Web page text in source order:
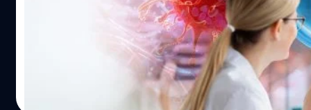
ความต้องการพื้นฐานของมนุษย์ วิ่งแลกของ "แฟชั่นชั่วคราว"
สู่การสร้าง "นิสัยใหม่" ถ้าจะบอกว่าคนไทยชอบอะไรแมส ๆ
ตามกระแส ก็ต้องบอกว่าไม่เกินจริง หากมองย้อนไปในอดีต
คนไทยเราสู้ตายเมื่อสังคมเกิดความนิยมอะไรบางอย่างขึ้น…
ในสินค้าชิ้นนั้นอีกที ที่น่าสนใจคือผู้ใช้หลายรายที่ใช้แอปฯ นี้
พอเห็นสีแดง (อันตราย สารอาหารไม่มีประโยชน์) ก็จะวางคืน
ชั้นวางทันที และเลือกซื้อสินค้าที่มีค่าสีเขียวแทน ซึ่งแน่นอนว่า
สินค้า ‘ค่าสีเขียว’ ที่ได้มามักจะมีราคาสูงขึ้นมาอีกนิด
เนื่องจากเป็นสินค้าออร์แกนิก Open Food Facts ก็เป็นอีกหนึ่ง
แพลตฟอร์มจากฝรั่งเศสที่เปิดให้คนทั่วไปถ่ายรูปลง เพื่อให้
แพลตฟอร์มเก็บข้อมูลโภชนาการ เมื่อคนอื่นเข้ามาดูก็จะเห็น
ทุกวันนี้การรักษามะเร็งไม่ได้มีแค่การผ่าตัด ฉายแสง หรือเคมี
บำบัดเท่านั้น แต่ยังมีอีกวิธีที่เรียกว่า ภูมิคุ้มกันบำบัด
(Immunotherapy) ซึ่งอาศัยเซลล์ภูมิคุ้มกันของร่างกายให้
กลับไปต่อสู้กับเซลล์มะเร็ง แม้วิธีนี้จะช่วยรักษามะเร็งบางชนิด
ได้อย่างมีประสิทธิภาพ แต่ก็ยังมีข้อจำกัดหลายด้าน ทั้งการ